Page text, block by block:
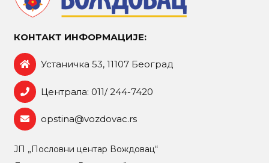
КОНТАКТ ИНФОРМАЦИЈЕ:
Устаничка 53, 11107 Београд
Централа: 011/ 244-7420
opstina@vozdovac.rs
ЈП „Пословни центар Вождовац“